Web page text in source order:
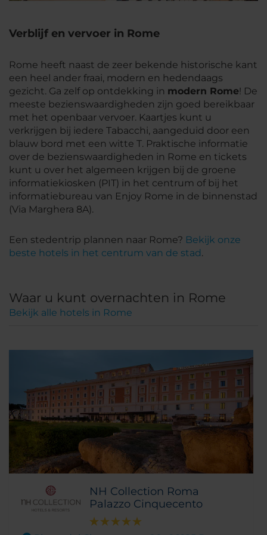
Verblijf en vervoer in Rome
Rome heeft naast de zeer bekende historische kant
een heel ander fraai, modern en hedendaags
gezicht. Ga zelf op ontdekking in modern Rome! De
meeste bezienswaardigheden zijn goed bereikbaar
met het openbaar vervoer. Kaartjes kunt u
verkrijgen bij iedere Tabacchi, aangeduid door een
blauw bord met een witte T. Praktische informatie
over de bezienswaardigheden in Rome en tickets
kunt u over het algemeen krijgen bij de groene
informatiekiosken (PIT) in het centrum of bij het
informatiebureau van Enjoy Rome in de binnenstad
(Via Marghera 8A).
Een stedentrip plannen naar Rome? Bekijk onze
beste hotels in het centrum van de stad.
Waar u kunt overnachten in Rome
Bekijk alle hotels in Rome
NH Collection Roma
Palazzo Cinquecento